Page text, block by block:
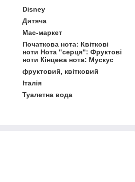
Disney
Дитяча
Мас-маркет
Початкова нота: Квіткові
ноти Нота "серця": Фруктові
ноти Кінцева нота: Мускус
фруктовий, квітковий
Італія
Туалетна вода